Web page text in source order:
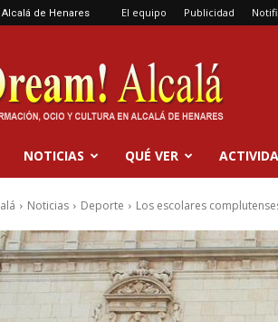
Alcalá de Henares El equipo Publicidad
NOTICIAS QUÉ VER
Noticias Deporte Los escolares